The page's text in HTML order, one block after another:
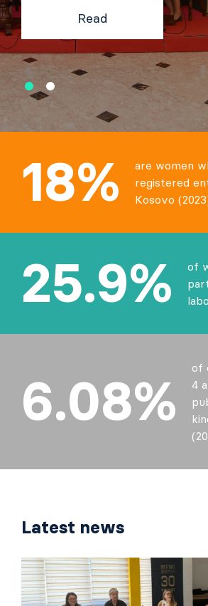
Read
18%
are women
registered
Kosovo
25.9%
of
6.08%
of
4
Latest news